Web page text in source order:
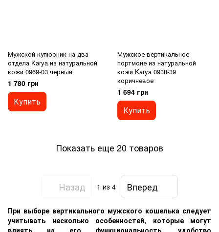
Мужской купюрник на два
отдела Karya из натуральной
кожи 0969-03 черный
1 780 грн
Купить
Мужское вертикальное
портмоне из натуральной
кожи Karya 0938-39
коричневое
1 694 грн
Купить
Показать еще 20 товаров
Назад 1 из 4 Вперед
При выборе вертикального мужского кошелька следует
учитывать несколько особенностей, которые могут